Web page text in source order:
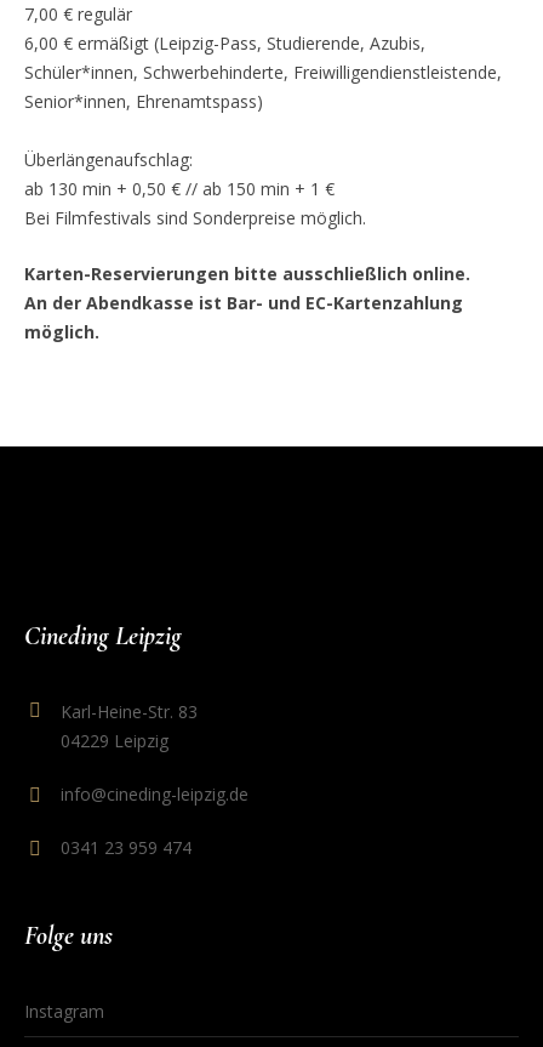
7,00 € regulär
6,00 € ermäßigt (Leipzig-Pass, Studierende, Azubis,
Schüler*innen, Schwerbehinderte, Freiwilligendienstleistende,
Senior*innen, Ehrenamtspass)
Überlängenaufschlag:
ab 130 min + 0,50 € // ab 150 min + 1 €
Bei Filmfestivals sind Sonderpreise möglich.
Karten-Reservierungen bitte ausschließlich online.
An der Abendkasse ist Bar- und EC-Kartenzahlung
möglich.
Cineding Leipzig
Karl-Heine-Str. 83
04229 Leipzig
info@cineding-leipzig.de
0341 23 959 474
Folge uns
Instagram